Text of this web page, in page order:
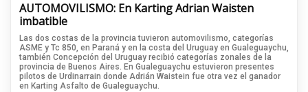
AUTOMOVILISMO: En Karting Adrian Waisten
imbatible
Las dos costas de la provincia tuvieron automovilismo, categorías
ASME y Tc 850, en Paraná y en la costa del Uruguay en Gualeguaychu,
también Concepción del Uruguay recibió categorías zonales de la
provincia de Buenos Aires. En Gualeguaychu estuvieron presentes
pilotos de Urdinarrain donde Adrián Waistein fue otra vez el ganador
en Karting Asfalto de Gualeguaychu.